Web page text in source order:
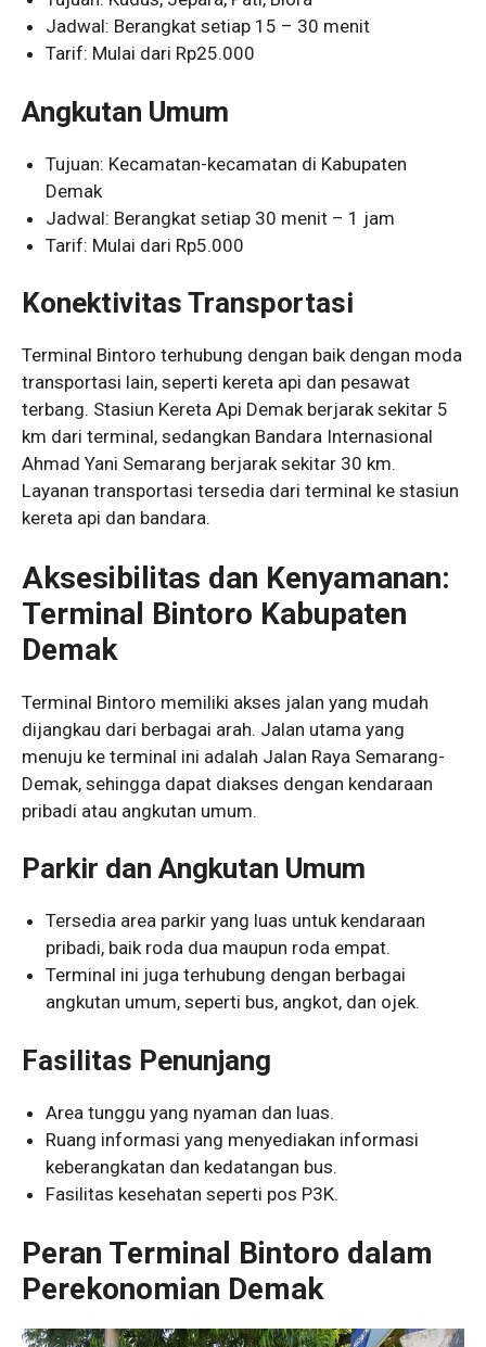
Jadwal: Berangkat setiap 15 – 30 menit
Tarif: Mulai dari Rp25.000
Angkutan Umum
Tujuan: Kecamatan-kecamatan di Kabupaten
Demak
Jadwal: Berangkat setiap 30 menit – 1 jam
Tarif: Mulai dari Rp5.000
Konektivitas Transportasi
Terminal Bintoro terhubung dengan baik dengan moda
transportasi lain, seperti kereta api dan pesawat
terbang. Stasiun Kereta Api Demak berjarak sekitar 5
km dari terminal, sedangkan Bandara Internasional
Ahmad Yani Semarang berjarak sekitar 30 km.
Layanan transportasi tersedia dari terminal ke stasiun
kereta api dan bandara.
Aksesibilitas dan Kenyamanan:
Terminal Bintoro Kabupaten
Demak
Terminal Bintoro memiliki akses jalan yang mudah
dijangkau dari berbagai arah. Jalan utama yang
menuju ke terminal ini adalah Jalan Raya Semarang-
Demak, sehingga dapat diakses dengan kendaraan
pribadi atau angkutan umum.
Parkir dan Angkutan Umum
Tersedia area parkir yang luas untuk kendaraan
pribadi, baik roda dua maupun roda empat.
Terminal ini juga terhubung dengan berbagai
angkutan umum, seperti bus, angkot, dan ojek.
Fasilitas Penunjang
Area tunggu yang nyaman dan luas.
Ruang informasi yang menyediakan informasi
keberangkatan dan kedatangan bus.
Fasilitas kesehatan seperti pos P3K.
Peran Terminal Bintoro dalam
Perekonomian Demak